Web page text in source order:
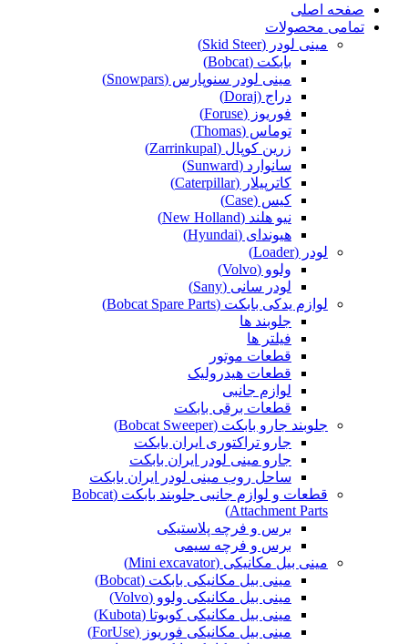
صفحه اصلی
تمامی محصولات
مینی لودر (Skid Steer)
بابکت (Bobcat)
مینی لودر سنوپارس (Snowpars)
دراج (Doraj)
فوریوز (Foruse)
توماس (Thomas)
زرین کوپال (Zarrinkupal)
سانوارد (Sunward)
کاترپیلار (Caterpillar)
کیس (Case)
نیو هلند (New Holland)
هیوندای (Hyundai)
لودر (Loader)
ولوو (Volvo)
لودر سانی (Sany)
لوازم یدکی بابکت (Bobcat Spare Parts)
جلوبند ها
فیلتر ها
قطعات موتور
قطعات هیدرولیک
لوازم جانبی
قطعات برقی بابکت
جلوبند جارو بابکت (Bobcat Sweeper)
جارو تراکتوری ایران بابکت
جارو مینی لودر ایران بابکت
ساحل روب مینی لودر ایران بابکت
قطعات و لوازم جانبی جلوبند بابکت (Bobcat
Attachment Parts)
برس و فرچه پلاستیکی
برس و فرچه سیمی
مینی بیل مکانیکی (Mini excavator)
مینی بیل مکانیکی بابکت (Bobcat)
مینی بیل مکانیکی ولوو (Volvo)
مینی بیل مکانیکی کوبوتا (Kubota)
مینی بیل مکانیکی فوریوز (ForUse)